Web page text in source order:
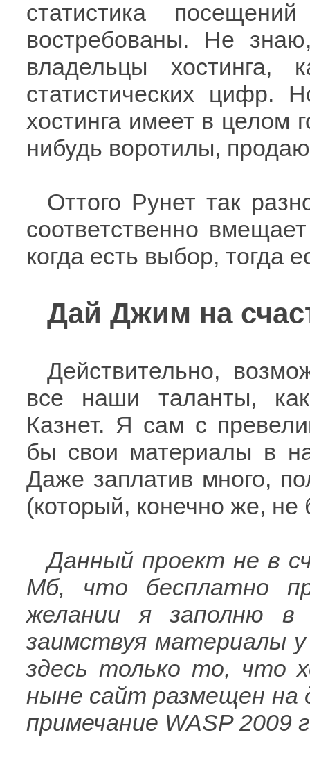
статистика
востребованы. Не
владельцы хостинга,
статистических цифр.
хостинга имеет в целом
нибудь воротилы,
Оттого Рунет так
соответственно
когда есть выбор, тогда
Дай Джим на
Действительно,
все наши таланты,
Казнет. Я сам с
бы свои материалы в
Даже заплатив много,
(который, конечно же, не
Данный проект не в
Мб, что бесплатно
желании я заполню в
заимствуя материалы
здесь только то, что
ныне сайт размещен на
примечание WASP 2009